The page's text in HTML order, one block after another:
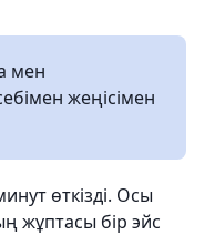
мен
жеңісімен
өткізді. Осы
жұптасы бір эйс